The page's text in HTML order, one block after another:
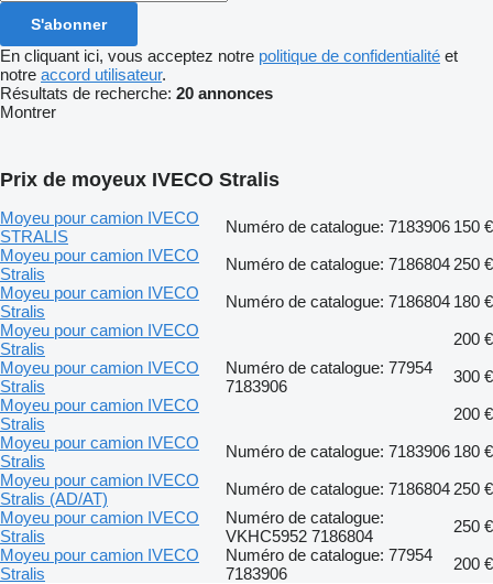
S'abonner
En cliquant ici, vous acceptez notre politique de confidentialité et
notre accord utilisateur.
Résultats de recherche: 20 annonces
Montrer
Prix de moyeux IVECO Stralis
Moyeu pour camion IVECO
STRALIS
Numéro de catalogue: 7183906 150 €
Moyeu pour camion IVECO
Stralis
Numéro de catalogue: 7186804 250 €
Moyeu pour camion IVECO
Stralis
Numéro de catalogue: 7186804 180 €
Moyeu pour camion IVECO
Stralis
200 €
Moyeu pour camion IVECO
Stralis
Numéro de catalogue: 77954
7183906
300 €
Moyeu pour camion IVECO
Stralis
200 €
Moyeu pour camion IVECO
Stralis
Numéro de catalogue: 7183906 180 €
Moyeu pour camion IVECO
Stralis (AD/AT)
Numéro de catalogue: 7186804 250 €
Moyeu pour camion IVECO
Stralis
Numéro de catalogue:
VKHC5952 7186804
250 €
Moyeu pour camion IVECO
Stralis
Numéro de catalogue: 77954
7183906
200 €